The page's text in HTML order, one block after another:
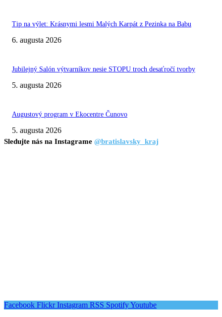
Tip na výlet: Krásnymi lesmi Malých Karpát z Pezinka na Babu
6. augusta 2026
Jubilejný Salón výtvarníkov nesie STOPU troch desaťročí tvorby
5. augusta 2026
Augustový program v Ekocentre Čunovo
5. augusta 2026
Sledujte nás na Instagrame @bratislavsky_kraj
Facebook Flickr Instagram RSS SpotifyYoutube